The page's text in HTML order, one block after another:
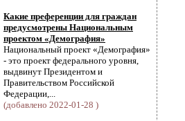
Какие преференции для граждан
предусмотрены Национальным
проектом «Демография»
Национальный проект «Демография»
- это проект федерального уровня,
выдвинут Президентом и
Правительством Российской
Федерации,...
(добавлено 2022-01-28 )